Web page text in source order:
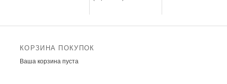
КОРЗИНА ПОКУПОК
Ваша корзина пуста